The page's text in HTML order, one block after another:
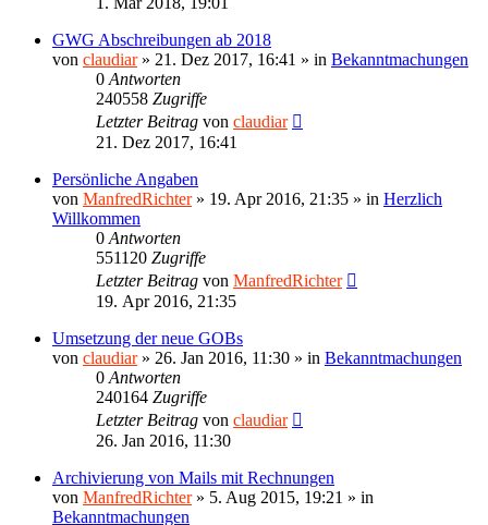
GWG Abschreibungen ab 2018
von claudiar» 21. Dez 2017, 16:41 » in Bekanntmachungen
0 Antworten
240558 Zugriffe
Letzter Beitrag von claudiar
21. Dez 2017, 16:41
Persönliche Angaben
von ManfredRichter» 19. Apr 2016, 21:35 » in Herzlich
Willkommen
0 Antworten
551120 Zugriffe
Letzter Beitrag von ManfredRichter
19. Apr 2016, 21:35
Umsetzung der neue GOBs
von claudiar» 26. Jan 2016, 11:30 » in Bekanntmachungen
0 Antworten
240164 Zugriffe
Letzter Beitrag von claudiar
26. Jan 2016, 11:30
Archivierung von Mails mit Rechnungen
von ManfredRichter» 5. Aug 2015, 19:21 » in
Bekanntmachungen